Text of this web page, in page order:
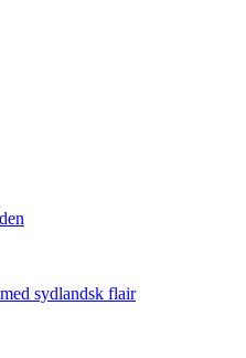
sydlandsk flair